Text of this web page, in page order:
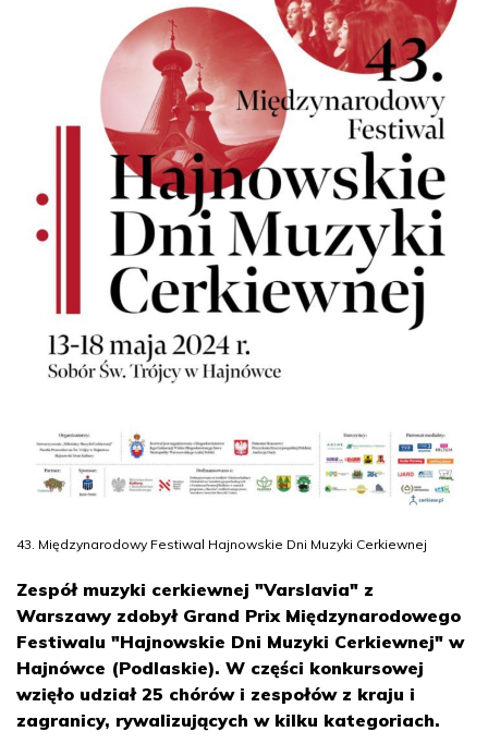
43. Międzynarodowy Festiwal Hajnowskie Dni Muzyki Cerkiewnej
Zespół muzyki cerkiewnej "Varslavia" z
Warszawy zdobył Grand Prix Międzynarodowego
Festiwalu "Hajnowskie Dni Muzyki Cerkiewnej" w
Hajnówce (Podlaskie). W części konkursowej
wzięło udział 25 chórów i zespołów z kraju i
zagranicy, rywalizujących w kilku kategoriach.